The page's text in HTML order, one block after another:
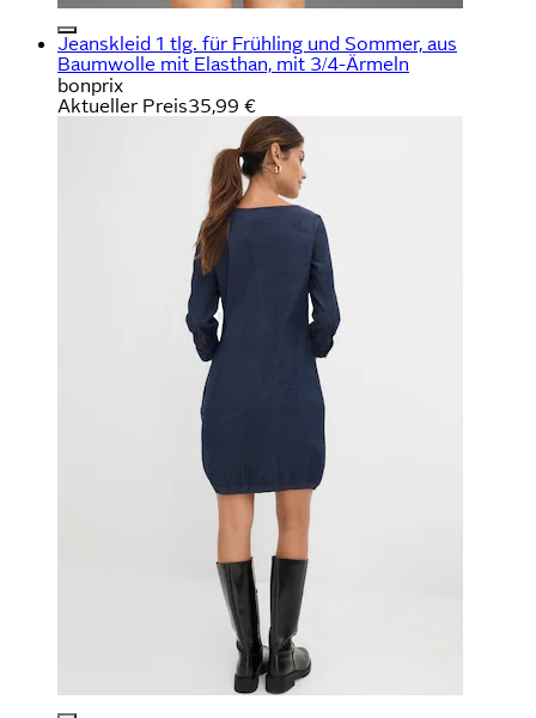
Jeanskleid 1 tlg. für Frühling und Sommer, aus
Baumwolle mit Elasthan, mit 3/4-Ärmeln
bonprix
Aktueller Preis35,99 €